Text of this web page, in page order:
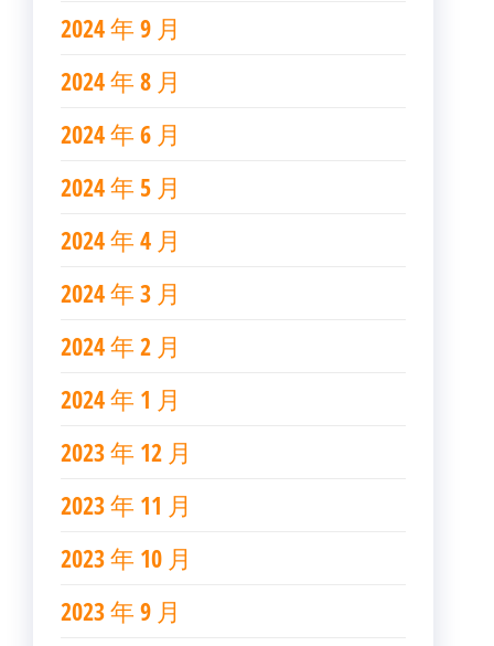
2024 年 9 月
2024 年 8 月
2024 年 6 月
2024 年 5 月
2024 年 4 月
2024 年 3 月
2024 年 2 月
2024 年 1 月
2023 年 12 月
2023 年 11 月
2023 年 10 月
2023 年 9 月